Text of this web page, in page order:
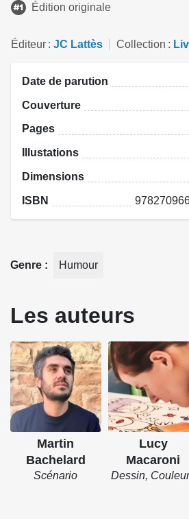
Édition originale
Éditeur JC Lattès Collection
Date de parution
Couverture
Pages
Illustations
Dimensions
ISBN
Genre Humour
Les auteurs
Martin
Bachelard
Scénario
Lucy
Macaroni
Dessin,